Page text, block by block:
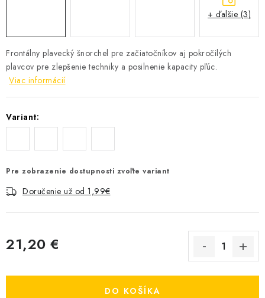
Frontálny plavecký šnorchel pre začiatočníkov aj pokročilých
plavcov pre zlepšenie techniky a posilnenie kapacity pľúc.
Viac informácií
Variant:
Pre zobrazenie dostupnosti zvoľte variant
Doručenie už od 1,99€
21,20 €
DO KOŠÍKA
+ ďalšie (3)